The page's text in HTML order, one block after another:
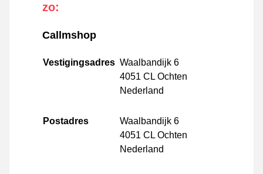
zo:
Callmshop
Vestigingsadres Waalbandijk 6
4051 CL Ochten
Nederland
Postadres
Waalbandijk 6
4051 CL Ochten
Nederland